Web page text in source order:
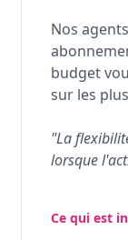
Nos
budget
sur les
"La
lorsque
Ce qui est